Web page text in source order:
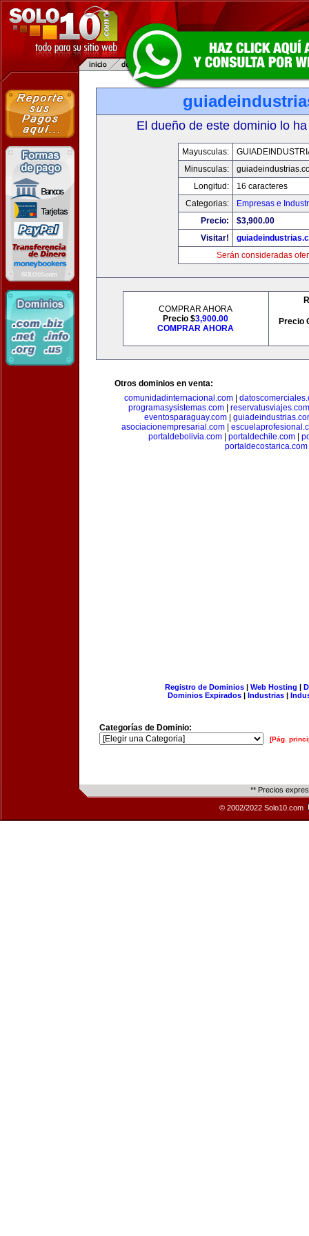
El dueño de este dominio lo
Mayusculas:
Minusculas:
Longitud:
16 caracteres
Categorias:
Empresas e
Precio:
$3,900.00
Visitar!
Serán consideradas
COMPRAR AHORA
Precio $3,900.00
COMPRAR AHORA
Precio
Otros dominios en venta:
comunidadinternacional.com
programasysistemas.com
reservatusviajes.com
eventosparaguay.com
asociacionempresarial.com|
portaldebolivia.com| portaldechile.com|
portaldecostarica.com
Registro de Dominios| Web Hosting |
Dominios Expirados | Industrias |
Categorías de Dominio:
[Pág.
** Precios
© 2002/2022 Solo10.com